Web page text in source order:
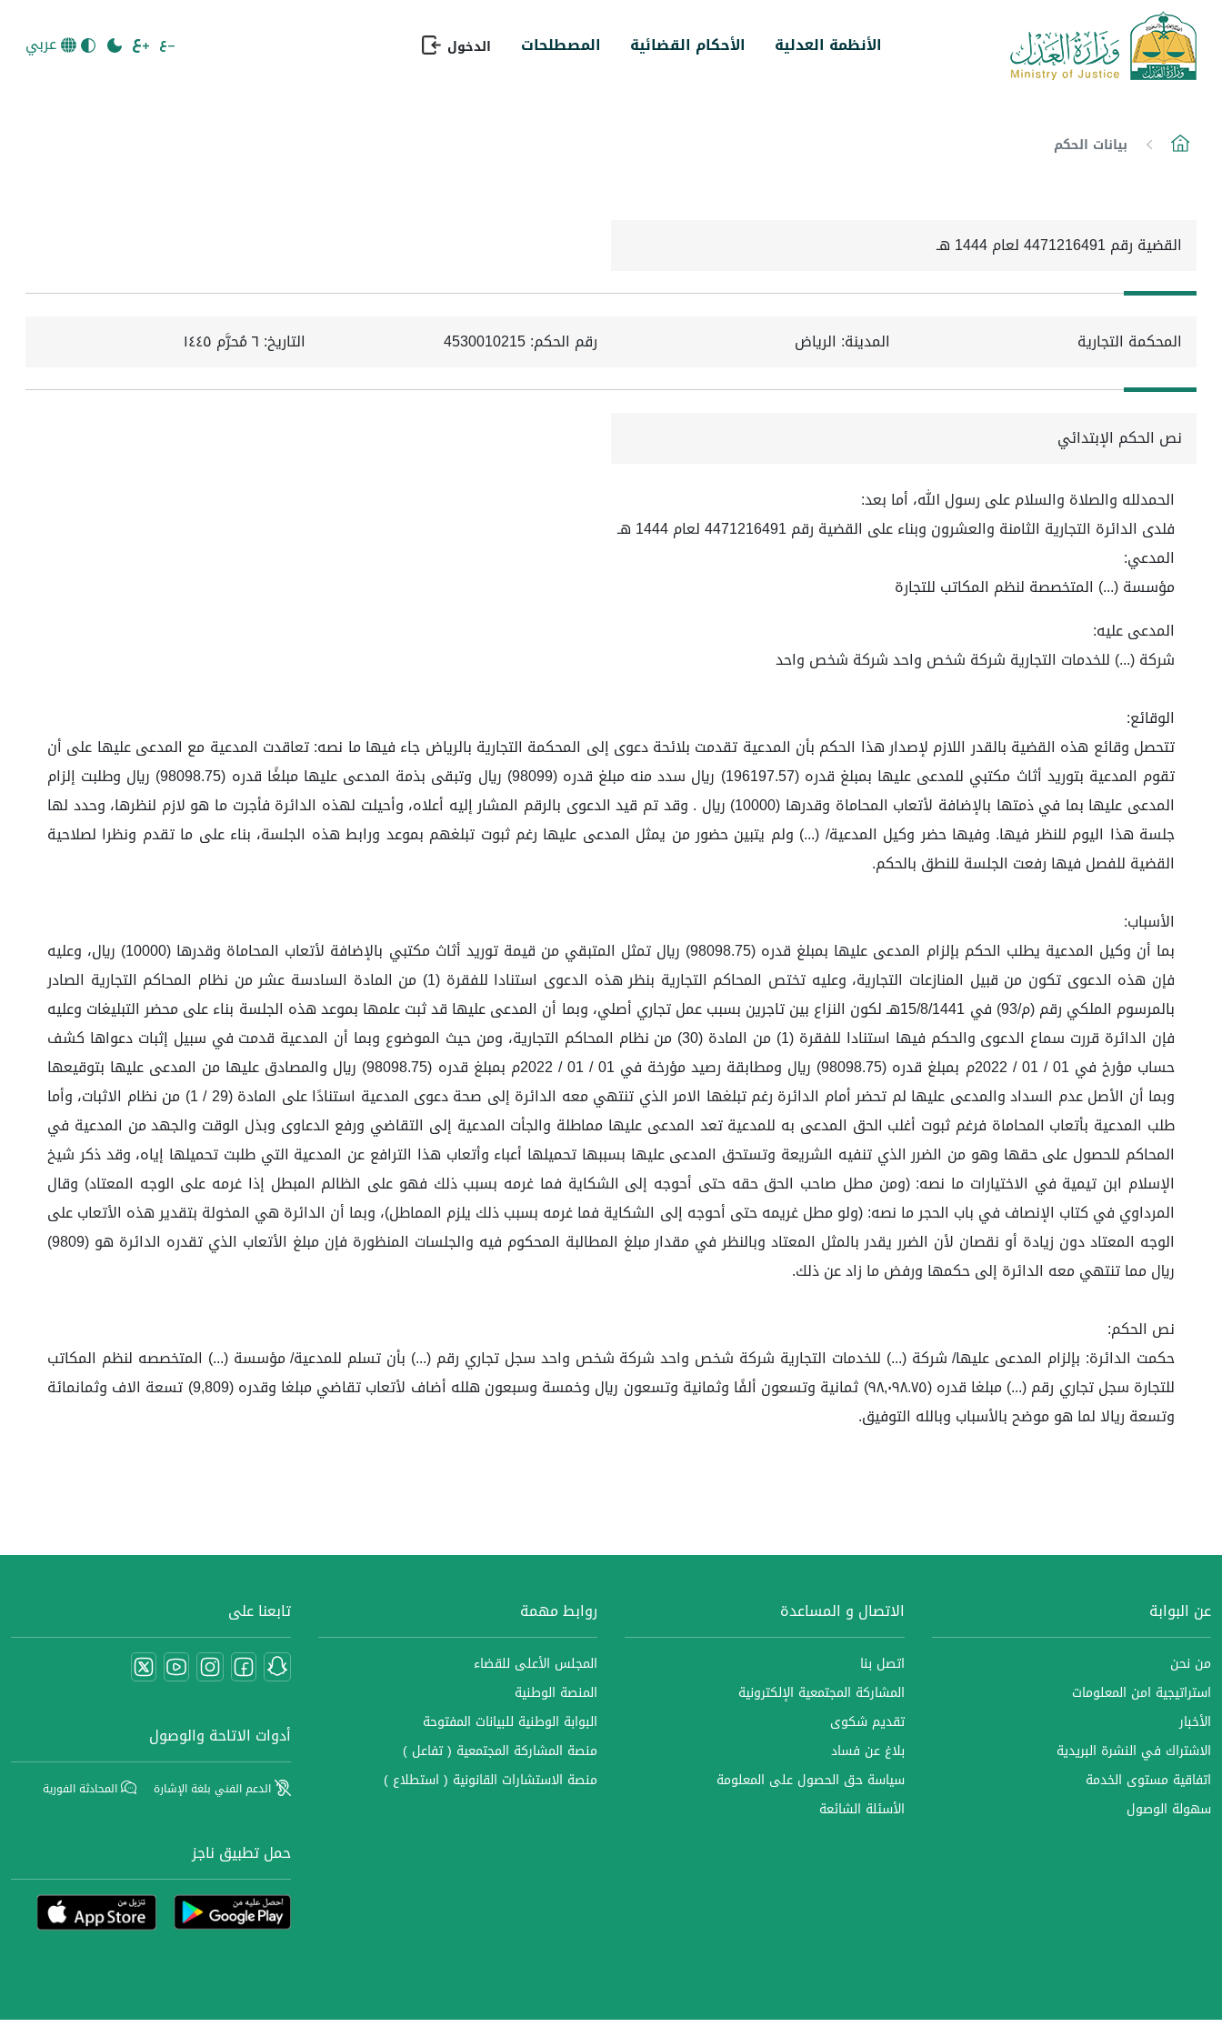
الأنظمة العدلية الأحكام القضائية المصطلحات الدخول عربي
بيانات الحكم
القضية رقم 4471216491 لعام 1444 هـ
المحكمة التجارية المدينة: الرياض رقم الحكم: 4530010215 التاريخ: ٦ مُحرَّم ١٤٤٥
نص الحكم الإبتدائي
الحمدلله والصلاة والسلام على رسول الله، أما بعد:
فلدى الدائرة التجارية الثامنة والعشرون وبناء على القضية رقم 4471216491 لعام 1444 هـ
المدعي:
مؤسسة (...) المتخصصة لنظم المكاتب للتجارة
المدعى عليه:
شركة (...) للخدمات التجارية شركة شخص واحد شركة شخص واحد
الوقائع:
تتحصل وقائع هذه القضية بالقدر اللازم لإصدار هذا الحكم بأن المدعية تقدمت بلائحة دعوى إلى المحكمة التجارية بالرياض جاء فيها ما نصه: تعاقدت المدعية مع المدعى عليها على أن
تقوم المدعية بتوريد أثاث مكتبي للمدعى عليها بمبلغ قدره (196197.57) ريال سدد منه مبلغ قدره (98099) ريال وتبقى بذمة المدعى عليها مبلغًا قدره (98098.75) ريال وطلبت إلزام
المدعى عليها بما في ذمتها بالإضافة لأتعاب المحاماة وقدرها (10000) ريال . وقد تم قيد الدعوى بالرقم المشار إليه أعلاه، وأحيلت لهذه الدائرة فأجرت ما هو لازم لنظرها، وحدد لها
جلسة هذا اليوم للنظر فيها. وفيها حضر وكيل المدعية/ (...) ولم يتبين حضور من يمثل المدعى عليها رغم ثبوت تبلغهم بموعد ورابط هذه الجلسة، بناء على ما تقدم ونظرا لصلاحية
القضية للفصل فيها رفعت الجلسة للنطق بالحكم.
الأسباب:
بما أن وكيل المدعية يطلب الحكم بإلزام المدعى عليها بمبلغ قدره (98098.75) ريال تمثل المتبقي من قيمة توريد أثاث مكتبي بالإضافة لأتعاب المحاماة وقدرها (10000) ريال، وعليه
فإن هذه الدعوى تكون من قبيل المنازعات التجارية، وعليه تختص المحاكم التجارية بنظر هذه الدعوى استنادا للفقرة (1) من المادة السادسة عشر من نظام المحاكم التجارية الصادر
بالمرسوم الملكي رقم (م/93) في 15/8/1441هـ لكون النزاع بين تاجرين بسبب عمل تجاري أصلي، وبما أن المدعى عليها قد ثبت علمها بموعد هذه الجلسة بناء على محضر التبليغات وعليه
فإن الدائرة قررت سماع الدعوى والحكم فيها استنادا للفقرة (1) من المادة (30) من نظام المحاكم التجارية، ومن حيث الموضوع وبما أن المدعية قدمت في سبيل إثبات دعواها كشف
حساب مؤرخ في 01 / 01 / 2022م بمبلغ قدره (98098.75) ريال ومطابقة رصيد مؤرخة في 01 / 01 / 2022م بمبلغ قدره (98098.75) ريال والمصادق عليها من المدعى عليها بتوقيعها
وبما أن الأصل عدم السداد والمدعى عليها لم تحضر أمام الدائرة رغم تبلغها الامر الذي تنتهي معه الدائرة إلى صحة دعوى المدعية استنادًا على المادة (29 / 1) من نظام الاثبات، وأما
طلب المدعية بأتعاب المحاماة فرغم ثبوت أغلب الحق المدعى به للمدعية تعد المدعى عليها مماطلة والجأت المدعية إلى التقاضي ورفع الدعاوى وبذل الوقت والجهد من المدعية في
المحاكم للحصول على حقها وهو من الضرر الذي تنفيه الشريعة وتستحق المدعى عليها بسببها تحميلها أعباء وأتعاب هذا الترافع عن المدعية التي طلبت تحميلها إياه، وقد ذكر شيخ
الإسلام ابن تيمية في الاختيارات ما نصه: (ومن مطل صاحب الحق حقه حتى أحوجه إلى الشكاية فما غرمه بسبب ذلك فهو على الظالم المبطل إذا غرمه على الوجه المعتاد) وقال
المرداوي في كتاب الإنصاف في باب الحجر ما نصه: (ولو مطل غريمه حتى أحوجه إلى الشكاية فما غرمه بسبب ذلك يلزم المماطل)، وبما أن الدائرة هي المخولة بتقدير هذه الأتعاب على
الوجه المعتاد دون زيادة أو نقصان لأن الضرر يقدر بالمثل المعتاد وبالنظر في مقدار مبلغ المطالبة المحكوم فيه والجلسات المنظورة فإن مبلغ الأتعاب الذي تقدره الدائرة هو (9809)
ريال مما تنتهي معه الدائرة إلى حكمها ورفض ما زاد عن ذلك.
نص الحكم:
حكمت الدائرة: بإلزام المدعى عليها/ شركة (...) للخدمات التجارية شركة شخص واحد شركة شخص واحد سجل تجاري رقم (...) بأن تسلم للمدعية/ مؤسسة (...) المتخصصه لنظم المكاتب
للتجارة سجل تجاري رقم (...) مبلغا قدره (٩٨,٠٩٨.٧٥) ثمانية وتسعون ألفًا وثمانية وتسعون ريال وخمسة وسبعون هلله أضاف لأتعاب تقاضي مبلغا وقدره (9,809) تسعة الاف وثمانمائة
وتسعة ريالا لما هو موضح بالأسباب وبالله التوفيق.
عن البوابة
من نحن
استراتيجية امن المعلومات
الأخبار
الاشتراك في النشرة البريدية
اتفاقية مستوى الخدمة
سهولة الوصول
الاتصال و المساعدة
اتصل بنا
المشاركة المجتمعية الإلكترونية
تقديم شكوى
بلاغ عن فساد
سياسة حق الحصول على المعلومة
الأسئلة الشائعة
روابط مهمة
المجلس الأعلى للقضاء
المنصة الوطنية
البوابة الوطنية للبيانات المفتوحة
منصة المشاركة المجتمعية ( تفاعل )
منصة الاستشارات القانونية ( استطلاع )
تابعنا على
أدوات الاتاحة والوصول
الدعم الفني بلغة الإشارة المحادثة الفورية
حمل تطبيق ناجز